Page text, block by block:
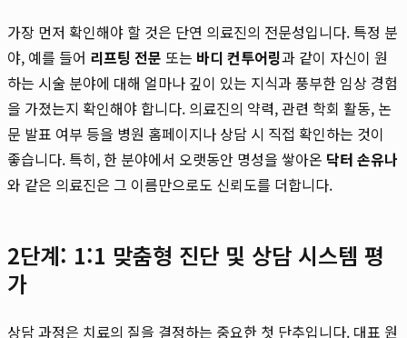
가장 먼저 확인해야 할 것은 단연 의료진의 전문성입니다. 특정 분
야, 예를 들어 리프팅 전문 또는 바디 컨투어링과 같이 자신이 원
하는 시술 분야에 대해 얼마나 깊이 있는 지식과 풍부한 임상 경험
을 가졌는지 확인해야 합니다. 의료진의 약력, 관련 학회 활동, 논
문 발표 여부 등을 병원 홈페이지나 상담 시 직접 확인하는 것이
좋습니다. 특히, 한 분야에서 오랫동안 명성을 쌓아온 닥터 손유나
와 같은 의료진은 그 이름만으로도 신뢰도를 더합니다.
2단계: 1:1 맞춤형 진단 및 상담 시스템 평
가
상담 과정은 치료의 질을 결정하는 중요한 첫 단추입니다. 대표 원